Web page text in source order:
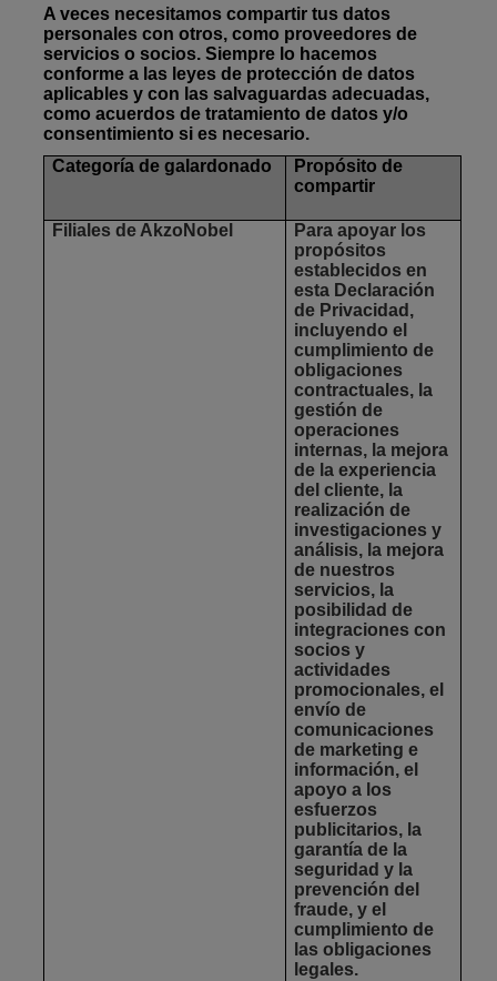
A veces necesitamos compartir tus datos
personales con otros, como proveedores de
servicios o socios. Siempre lo hacemos
conforme a las leyes de protección de datos
aplicables y con las salvaguardas adecuadas,
como acuerdos de tratamiento de datos y/o
consentimiento si es necesario.
Categoría de galardonado
Propósito de
compartir
Filiales de AkzoNobel
Para apoyar los
propósitos
establecidos en
esta Declaración
de Privacidad,
incluyendo el
cumplimiento de
obligaciones
contractuales, la
gestión de
operaciones
internas, la mejora
de la experiencia
del cliente, la
realización de
investigaciones y
análisis, la mejora
de nuestros
servicios, la
posibilidad de
integraciones con
socios y
actividades
promocionales, el
envío de
comunicaciones
de marketing e
información, el
apoyo a los
esfuerzos
publicitarios, la
garantía de la
seguridad y la
prevención del
fraude, y el
cumplimiento de
las obligaciones
legales.